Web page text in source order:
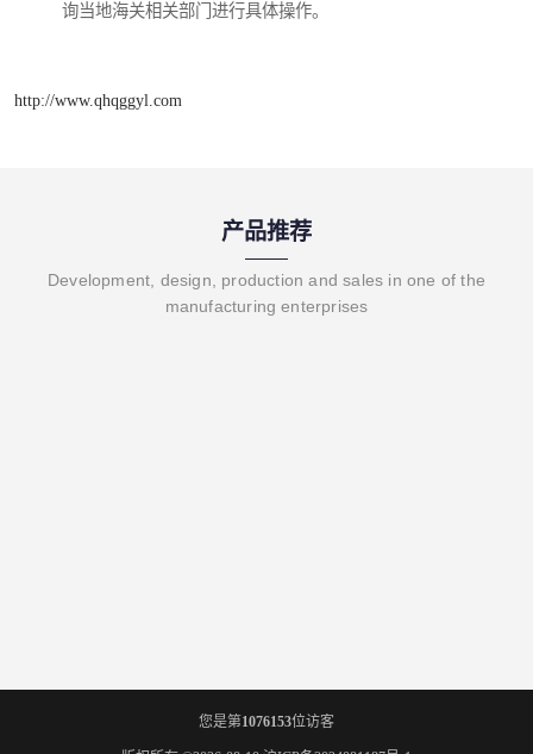
询当地海关相关部门进行具体操作。
http://www.qhqggyl.com
产品推荐
Development, design, production and sales in one of the
manufacturing enterprises
您是第1076153位访客